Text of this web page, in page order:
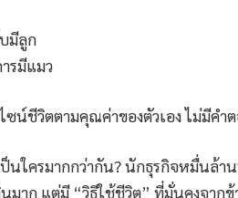
มีลูก
รมีแมว
ซน์ชีวิตตามคุณค่าของตัวเอง ไม่มีคำ
นใครมากกว่ากัน? นักธุรกิจหมื่นล้า
นมาก แต่มี “วิธีใช้ชีวิต” ที่มั่นคงจากข้